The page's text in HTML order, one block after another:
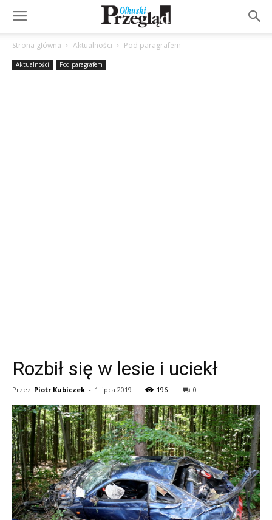
Strona główna Aktualności Pod paragrafem
Aktualności Pod paragrafem
Rozbił się w lesie i uciekł
Przez Piotr Kubiczek - 1 lipca 2019 196 0